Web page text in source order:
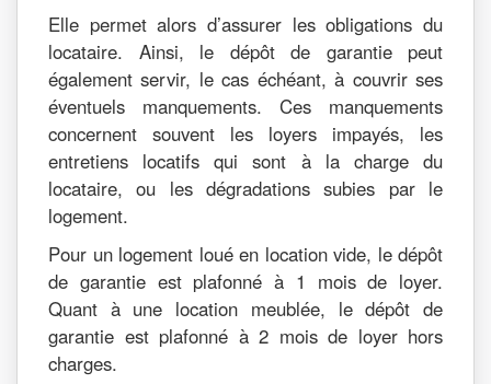
Elle permet alors d’assurer les obligations du
locataire. Ainsi, le dépôt de garantie peut
également servir, le cas échéant, à couvrir ses
éventuels manquements. Ces manquements
concernent souvent les loyers impayés, les
entretiens locatifs qui sont à la charge du
locataire, ou les dégradations subies par le
logement.
Pour un logement loué en location vide, le dépôt
de garantie est plafonné à 1 mois de loyer.
Quant à une location meublée, le dépôt de
garantie est plafonné à 2 mois de loyer hors
charges.